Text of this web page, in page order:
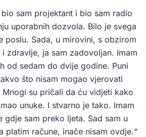
bio sam projektant i bio sam radio
uporabnih dozvola. Bilo je svega
poslu. Sada, u mirovini, s obzirom
i zdravlje, ja sam zadovoljan. Imam
od sedam do dvije godine. Puni
što nisam mogao vjerovati
su pričali da ću vidjeti kako
unuke. I stvarno je tako. Imam
gdje sam preko ljeta. Sad sam u
platim račune, inače nisam ovdje.“